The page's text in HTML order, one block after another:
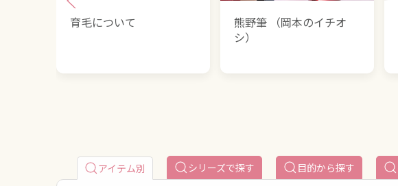
育毛について
熊野筆 （岡本のイチオ
シ）
アイテム別 シリーズで探す 目的から探す